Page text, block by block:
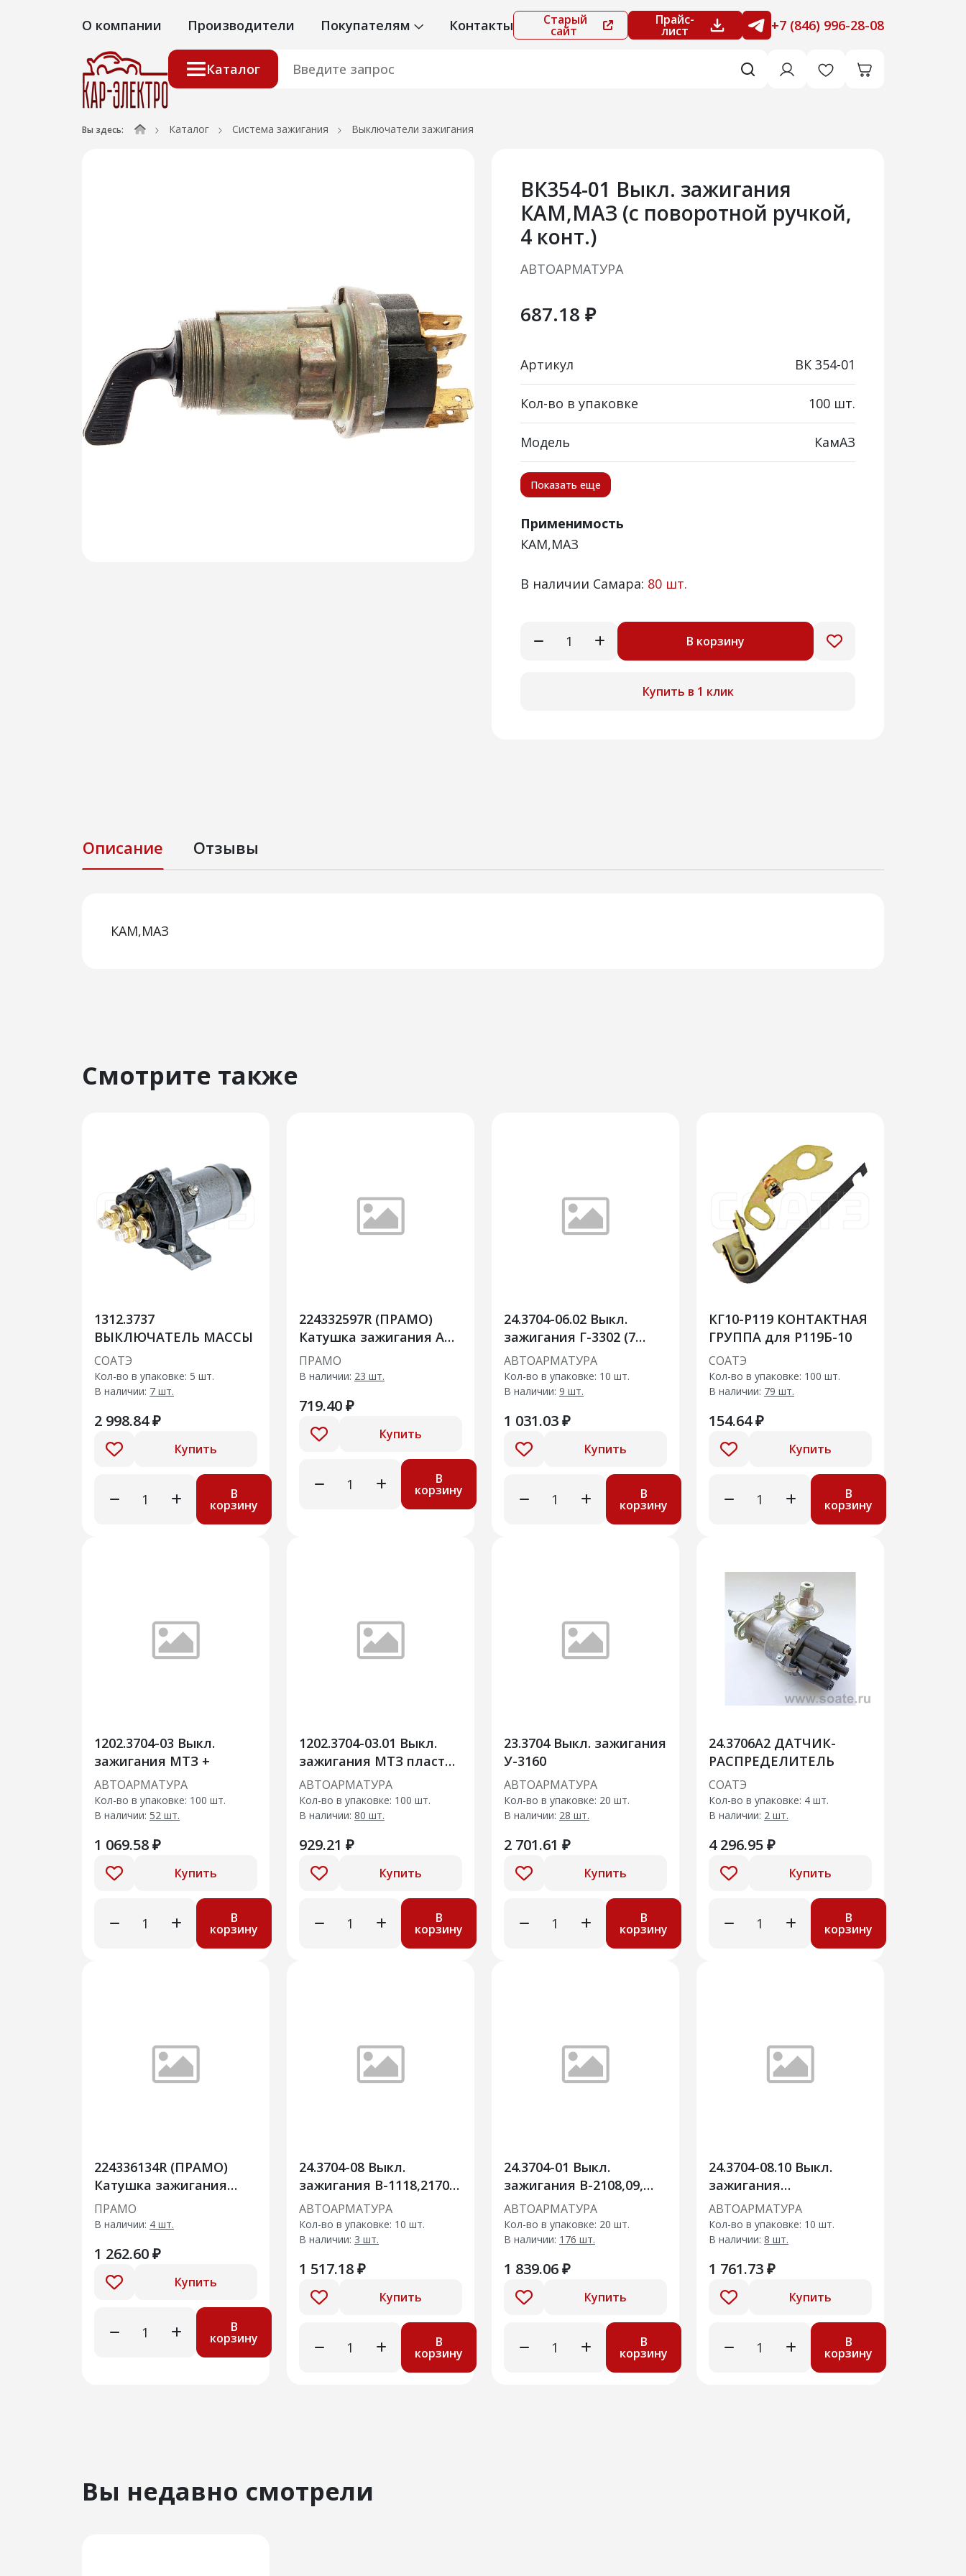
О компании Производители Покупателям Контакты Старый
сайт
Прайс-
лист +7 (846) 996-28-08
Каталог
Вы здесь: Каталог Система зажигания Выключатели зажигания
ВК354-01 Выкл. зажигания
КАМ,МАЗ (с поворотной ручкой,
4 конт.)
АВТОАРМАТУРА
687.18 ₽
Артикул ВК 354-01
Кол-во в упаковке 100 шт.
Модель КамАЗ
Показать еще
Применимость
КАМ,МАЗ
В наличии Самара: 80 шт.
В корзину
Купить в 1 клик
Описание Отзывы
КАМ,МАЗ
Смотрите также
1312.3737
ВЫКЛЮЧАТЕЛЬ МАССЫ
СОАТЭ
Кол-во в упаковке: 5 шт.
В наличии: 7 шт.
2 998.84 ₽
Купить
В
корзину
224332597R (ПРАМО)
Катушка зажигания AT-
2057 (0986221045,
7700875000)
ПРАМО
В наличии: 23 шт.
719.40 ₽
Купить
В
корзину
24.3704-06.02 Выкл.
зажигания Г-3302 (7
конт.) +
АВТОАРМАТУРА
Кол-во в упаковке: 10 шт.
В наличии: 9 шт.
1 031.03 ₽
Купить
В
корзину
КГ10-Р119 КОНТАКТНАЯ
ГРУППА для Р119Б-10
СОАТЭ
Кол-во в упаковке: 100 шт.
В наличии: 79 шт.
154.64 ₽
Купить
В
корзину
1202.3704-03 Выкл.
зажигания МТЗ +
АВТОАРМАТУРА
Кол-во в упаковке: 100 шт.
В наличии: 52 шт.
1 069.58 ₽
Купить
В
корзину
1202.3704-03.01 Выкл.
зажигания МТЗ пластм.
+
АВТОАРМАТУРА
Кол-во в упаковке: 100 шт.
В наличии: 80 шт.
929.21 ₽
Купить
В
корзину
23.3704 Выкл. зажигания
У-3160
АВТОАРМАТУРА
Кол-во в упаковке: 20 шт.
В наличии: 28 шт.
2 701.61 ₽
Купить
В
корзину
24.3706А2 ДАТЧИК-
РАСПРЕДЕЛИТЕЛЬ
СОАТЭ
Кол-во в упаковке: 4 шт.
В наличии: 2 шт.
4 296.95 ₽
Купить
В
корзину
224336134R (ПРАМО)
Катушка зажигания
(модуль) AT-2101
ПРАМО
В наличии: 4 шт.
1 262.60 ₽
Купить
В
корзину
24.3704-08 Выкл.
зажигания В-1118,2170,
УАЗ 3163
АВТОАРМАТУРА
Кол-во в упаковке: 10 шт.
В наличии: 3 шт.
1 517.18 ₽
Купить
В
корзину
24.3704-01 Выкл.
зажигания В-2108,09,
ОКА, Таврия
АВТОАРМАТУРА
Кол-во в упаковке: 20 шт.
В наличии: 176 шт.
1 839.06 ₽
Купить
В
корзину
24.3704-08.10 Выкл.
зажигания
ВАЗ-1118,2170, УАЗ 3163
с компл. цилиндров
дверей
АВТОАРМАТУРА
Кол-во в упаковке: 10 шт.
В наличии: 8 шт.
1 761.73 ₽
Купить
В
корзину
Вы недавно смотрели